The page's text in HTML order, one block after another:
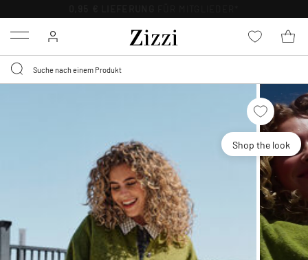
Menu
Shop the look